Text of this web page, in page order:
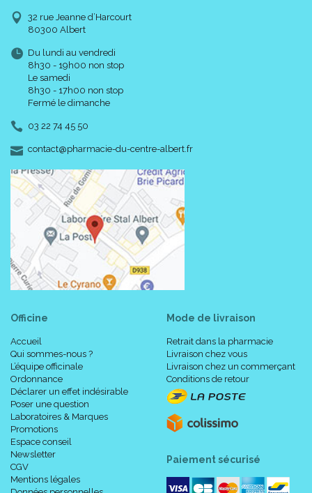
32 rue Jeanne d’Harcourt
80300 Albert
Du lundi au vendredi
8h30 - 19h00 non stop
Le samedi
8h30 - 17h00 non stop
Fermé le dimanche
03 22 74 45 50
contact-
@-
pharmacie-du-centre-albert.fr
Officine
Accueil
Qui sommes-nous ?
L’équipe officinale
Ordonnance
Déclarer un effet indésirable
Poser une question
Laboratoires & Marques
Promotions
Espace conseil
Newsletter
CGV
Mentions légales
Mode de livraison
Retrait dans la pharmacie
Livraison chez vous
Livraison chez un commerçant
Conditions de retour
Paiement sécurisé